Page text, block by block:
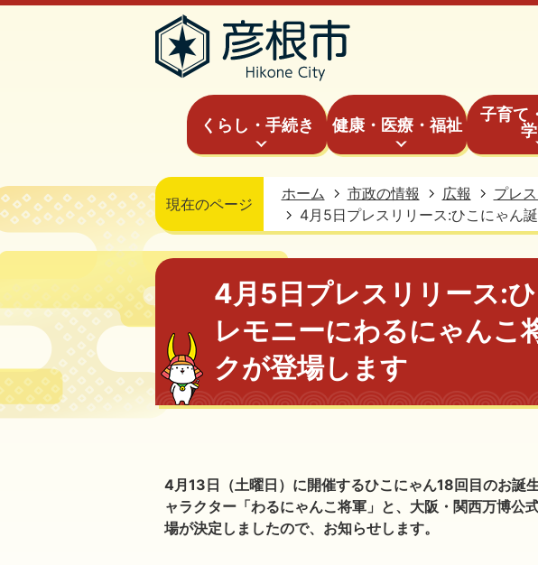
くらし・手続き 健康・医療・福祉
子育て
現在のページ
ホーム 市政の情報 広報 プレ
4月5日プレスリリース:ひこにゃん
4月5日プレスリリース:
レモニーにわるにゃんこ
クが登場します
4月13日（土曜日）に開催するひこにゃん18回目のお誕
ャラクター「わるにゃんこ将軍」と、大阪・関西万博公
場が決定しましたので、お知らせします。